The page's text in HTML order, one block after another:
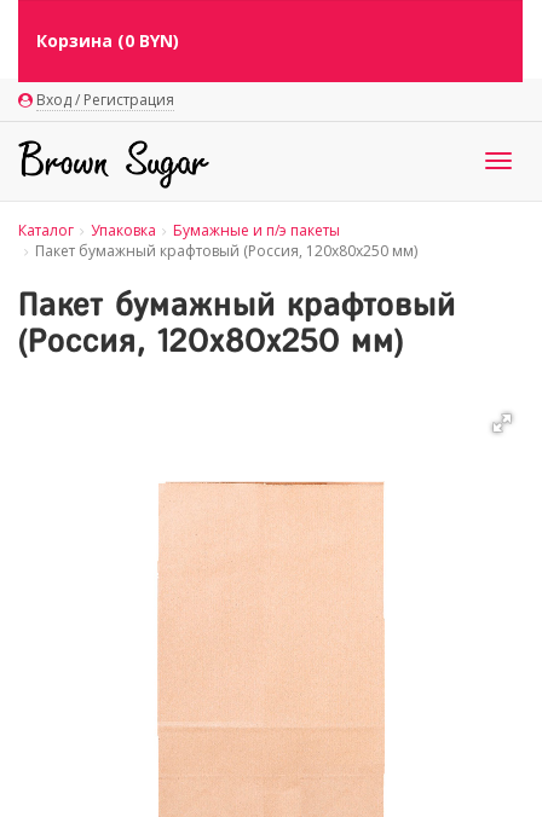
Вход / Регистрация
Корзина (0 BYN)
Каталог Упаковка
Бумажные и п/э пакеты
Пакет бумажный крафтовый (Россия, 120х80х250 мм)
Пакет бумажный крафтовый
(Россия, 120х80х250 мм)